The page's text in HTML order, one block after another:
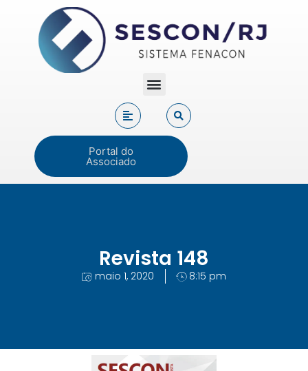
Portal do
Associado
Revista 148
maio 1, 2020 8:15 pm